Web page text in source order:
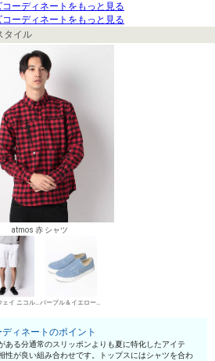
ーディネートをもっと見る
ーディネートをもっと見る
タイル
atmos 赤 シャツ
ハイダウェイ ニコル チノパン・綿パン パープル＆イエロー（メンズ） メッシュスリッポン
ディネートのポイント
ある分通常のスリッポンよりも夏に特化したアイテ
性が良い組み合わせです。トップスにはシャツを合わ